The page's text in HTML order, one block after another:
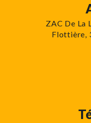
ZAC De La
Flottière,